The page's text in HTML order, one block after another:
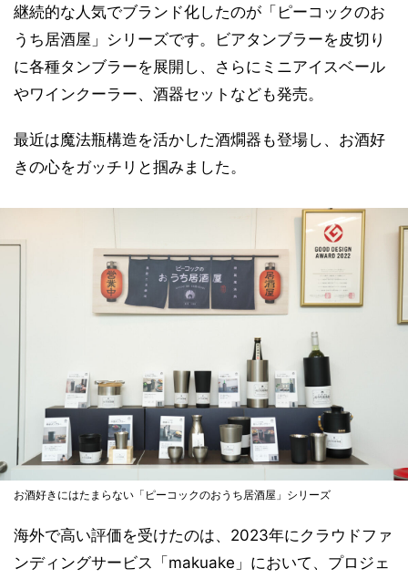
継続的な人気でブランド化したのが「ピーコックのお
うち居酒屋」シリーズです。ビアタンブラーを皮切り
に各種タンブラーを展開し、さらにミニアイスベール
やワインクーラー、酒器セットなども発売。
最近は魔法瓶構造を活かした酒燗器も登場し、お酒好
きの心をガッチリと掴みました。
お酒好きにはたまらない「ピーコックのおうち居酒屋」シリーズ
海外で高い評価を受けたのは、2023年にクラウドファ
ンディングサービス「makuake」において、プロジェ